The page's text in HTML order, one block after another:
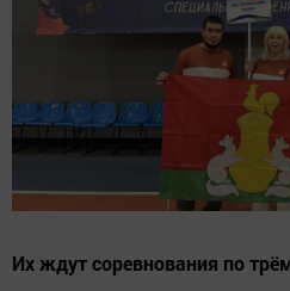
Их ждут соревнования по